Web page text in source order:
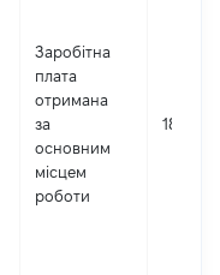
Заробітна
плата
отримана
за
основним
місцем
роботи
187186